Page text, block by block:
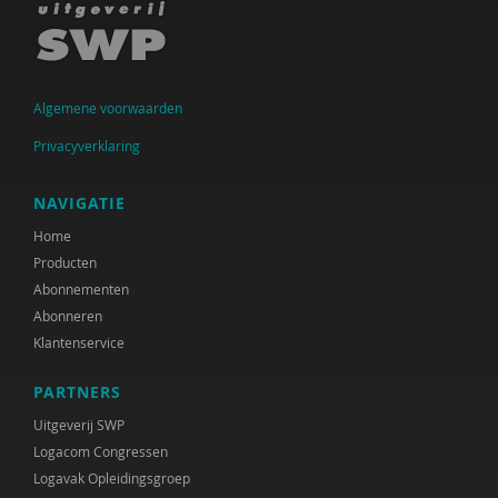
Algemene voorwaarden
Privacyverklaring
NAVIGATIE
Home
Producten
Abonnementen
Abonneren
Klantenservice
PARTNERS
Uitgeverij SWP
Logacom Congressen
Logavak Opleidingsgroep